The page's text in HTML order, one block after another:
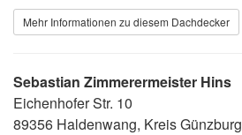
Mehr Informationen zu diesem Dachdecker
Sebastian Zimmerermeister Hins
Eichenhofer Str. 10
89356 Haldenwang, Kreis Günzburg